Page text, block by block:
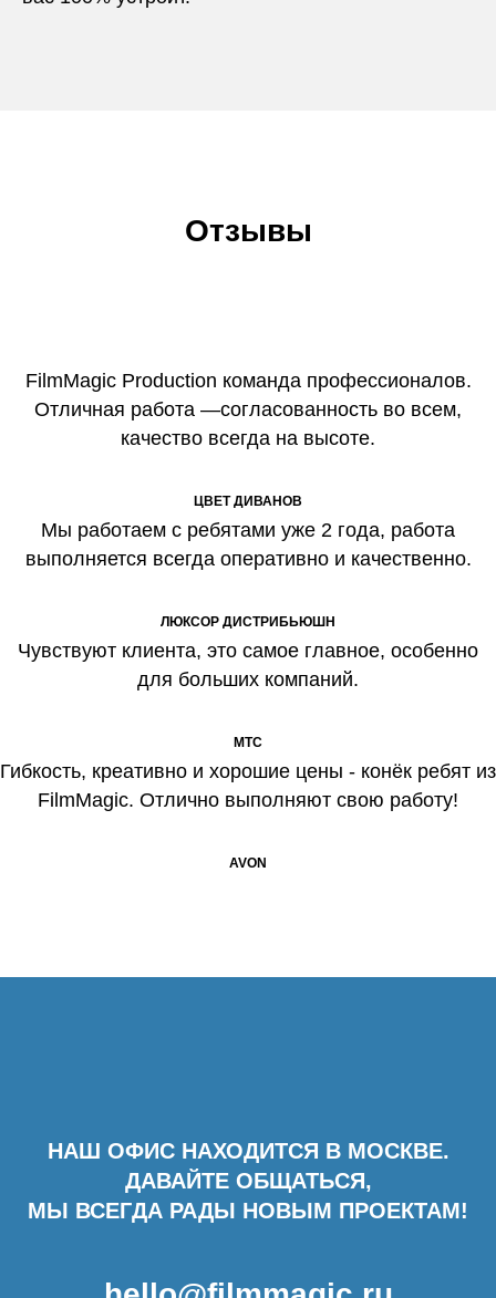
Отзывы
FilmMagic Production команда профессионалов.
Отличная работа —согласованность во всем,
качество всегда на высоте.
ЦВЕТ ДИВАНОВ
Мы работаем с ребятами уже 2 года, работа
выполняется всегда оперативно и качественно.
ЛЮКСОР ДИСТРИБЬЮШН
Чувствуют клиента, это самое главное, особенно
для больших компаний.
МТС
Гибкость, креативно и хорошие цены - конёк ребят из
FilmMagic. Отлично выполняют свою работу!
AVON
НАШ ОФИС НАХОДИТСЯ В МОСКВЕ.
ДАВАЙТЕ ОБЩАТЬСЯ,
МЫ ВСЕГДА РАДЫ НОВЫМ ПРОЕКТАМ!